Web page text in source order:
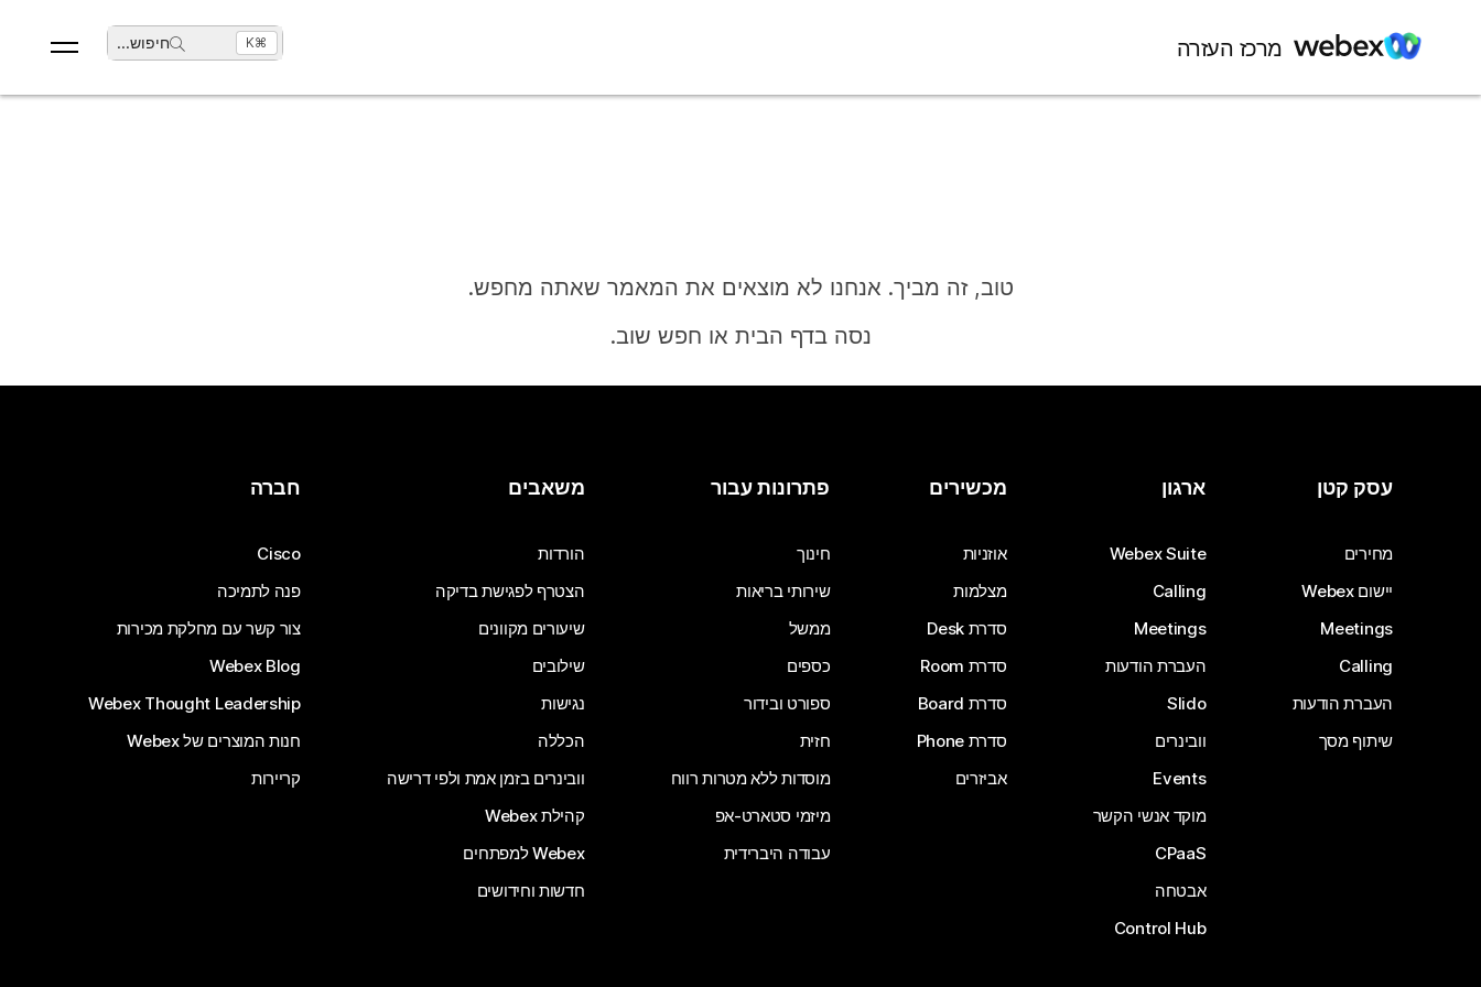
מרכז העזרה חיפוש... ⌘K
טוב, זה מביך. אנחנו לא מוצאים את המאמר שאתה מחפש.
נסה בדף הבית או חפש שוב.
צריך תשובה? עסק קטן
מחירים
יישום Webex
Meetings
Calling
העברת הודעות
שיתוף מסך
ארגון
Webex Suite
Calling
Meetings
העברת הודעות
Slido
וובינרים
Events
מוקד אנשי הקשר
CPaaS
אבטחה
Control Hub
מכשירים
אוזניות
מצלמות
סדרת Desk
סדרת Room
סדרת Board
סדרת Phone
אביזרים
פתרונות עבור
חינוך
שירותי בריאות
ממשל
כספים
ספורט ובידור
חזית
מוסדות ללא מטרות רווח
מיזמי סטארט-אפ
עבודה היברידית
משאבים
הורדות
הצטרף לפגישת בדיקה
שיעורים מקוונים
שילובים
נגישות
הכללה
וובינרים בזמן אמת ולפי דרישה
קהילת Webex
Webex למפתחים
חדשות וחידושים
חברה
Cisco
פנה לתמיכה
צור קשר עם מחלקת מכירות
Webex Blog
Webex Thought Leadership
חנות המוצרים של Webex
קריירות